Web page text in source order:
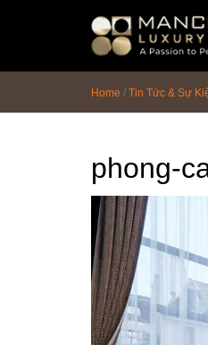
Home / Tin Tức & Sự
phong-